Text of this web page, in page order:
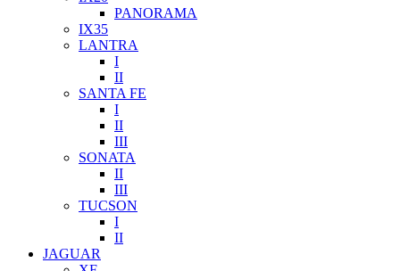
PANORAMA
IX35
LANTRA
I
II
SANTA FE
I
II
III
SONATA
II
III
TUCSON
I
II
JAGUAR